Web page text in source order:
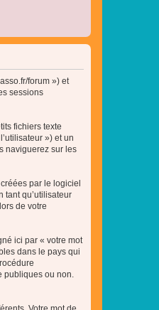
forum ») et
sessions
fichiers texte
») et un
naviguerez sur les
par le logiciel
tant qu’utilisateur
de votre
ici par « votre mot
dans le pays qui
publiques ou non.